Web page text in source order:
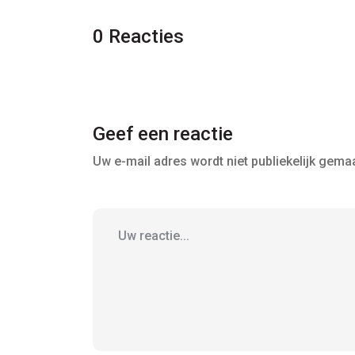
0 Reacties
Geef een reactie
Uw e-mail adres wordt niet publiekelijk